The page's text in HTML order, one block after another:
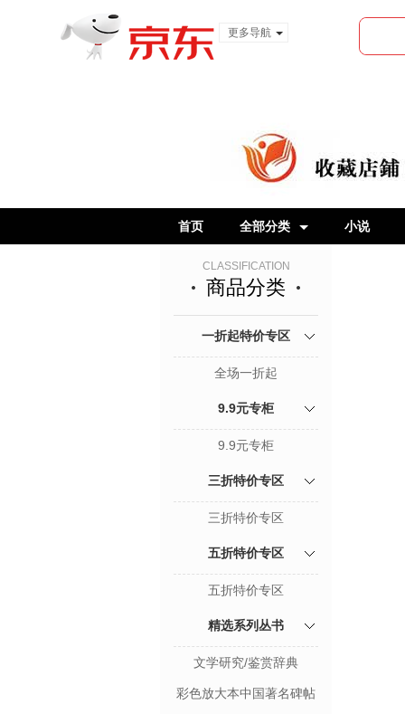
更多导航
首页 全部分类 小说
CLASSIFICATION
商品分类
一折起特价专区
全场一折起
9.9元专柜
9.9元专柜
三折特价专区
三折特价专区
五折特价专区
五折特价专区
精选系列丛书
文学研究/鉴赏辞典
彩色放大本中国著名碑帖